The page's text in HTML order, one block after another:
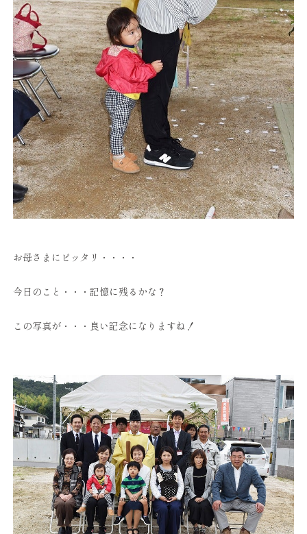
お母さまにピッタリ・・・・
今日のこと・・・記憶に残るかな？
この写真が・・・良い記念になりますね！